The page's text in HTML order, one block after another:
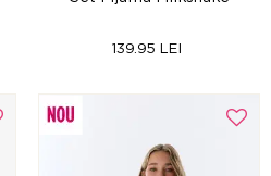
139.95 LEI